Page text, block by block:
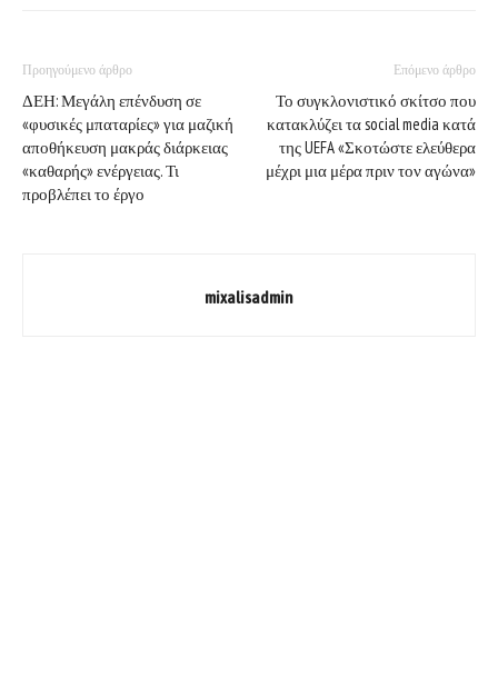
Προηγούμενο άρθρο
ΔΕΗ: Μεγάλη επένδυση σε
«φυσικές μπαταρίες» για μαζική
αποθήκευση μακράς διάρκειας
«καθαρής» ενέργειας. Τι
προβλέπει το έργο
Επόμενο άρθρο
Το συγκλονιστικό σκίτσο που
κατακλύζει τα social media κατά
της UEFA «Σκοτώστε ελεύθερα
μέχρι μια μέρα πριν τον αγώνα»
mixalisadmin